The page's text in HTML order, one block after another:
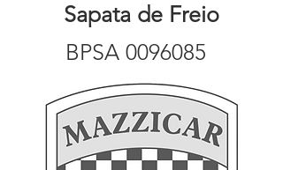
Sapata de Freio
BPSA 0096085